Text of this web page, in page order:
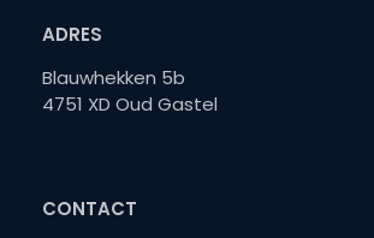
ADRES
Blauwhekken 5b
4751 XD Oud Gastel
CONTACT